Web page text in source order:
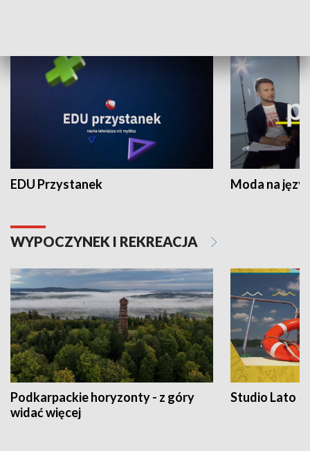
EDU Przystanek Moda na
WYPOCZYNEK I REKREACJA
Podkarpackie horyzonty - z góry
widać więcej
Studio Lato